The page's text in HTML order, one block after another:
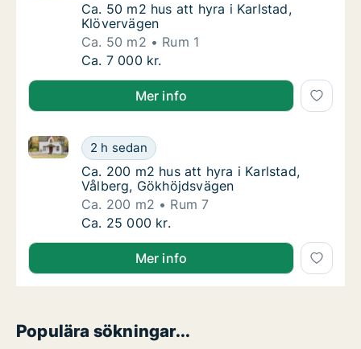
Ca. 50 m2 hus att hyra i Karlstad,
Ca. 50 m2 hus att hyra i Karlstad,
Klövervägen
Ca. 50 m2
Rum 1
Ca. 50 m2 hus att hyra i Karlstad,
Ca. 7 000 kr.
Mer info
Ca. 200 m2 hus att hyra i Karlstad, Vålberg,
2 h sedan
Ca. 200 m2 hus att hyra i Karlstad, Vålberg,
Ca. 200 m2 hus att hyra i Karlstad,
Ca. 200 m2 hus att hyra i Karlstad,
Vålberg, Gökhöjdsvägen
Ca. 200 m2
Rum 7
Ca. 200 m2 hus att hyra i Karlstad, Vålberg,
Ca. 25 000 kr.
Mer info
Populära sökningar...